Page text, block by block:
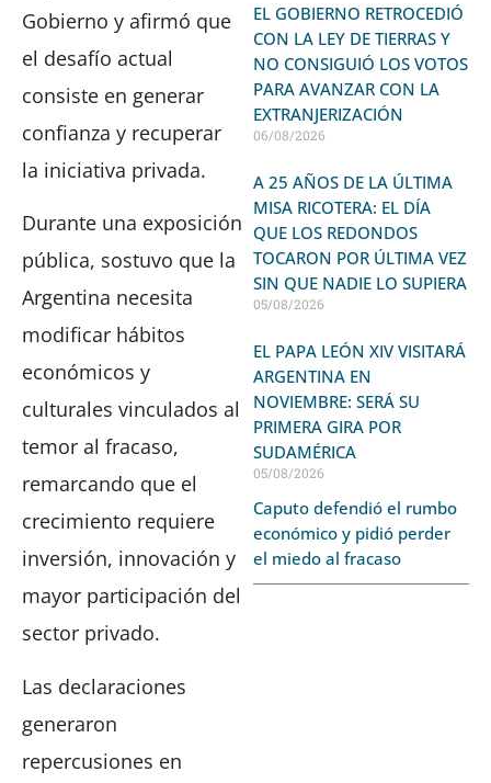
Gobierno y afirmó que
el desafío actual
consiste en generar
confianza y recuperar
la iniciativa privada.
Durante una exposición
pública, sostuvo que la
Argentina necesita
modificar hábitos
económicos y
culturales vinculados al
temor al fracaso,
remarcando que el
crecimiento requiere
inversión, innovación y
mayor participación del
sector privado.
Las declaraciones
generaron
repercusiones en
EL GOBIERNO RETROCEDIÓ
CON LA LEY DE TIERRAS Y
NO CONSIGUIÓ LOS VOTOS
PARA AVANZAR CON LA
EXTRANJERIZACIÓN
06/08/2026
A 25 AÑOS DE LA ÚLTIMA
MISA RICOTERA: EL DÍA
QUE LOS REDONDOS
TOCARON POR ÚLTIMA VEZ
SIN QUE NADIE LO SUPIERA
05/08/2026
EL PAPA LEÓN XIV VISITARÁ
ARGENTINA EN
NOVIEMBRE: SERÁ SU
PRIMERA GIRA POR
SUDAMÉRICA
05/08/2026
Caputo defendió el rumbo
económico y pidió perder
el miedo al fracaso